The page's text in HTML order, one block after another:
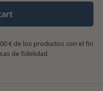
€ de los productos con el fin
de fidelidad.